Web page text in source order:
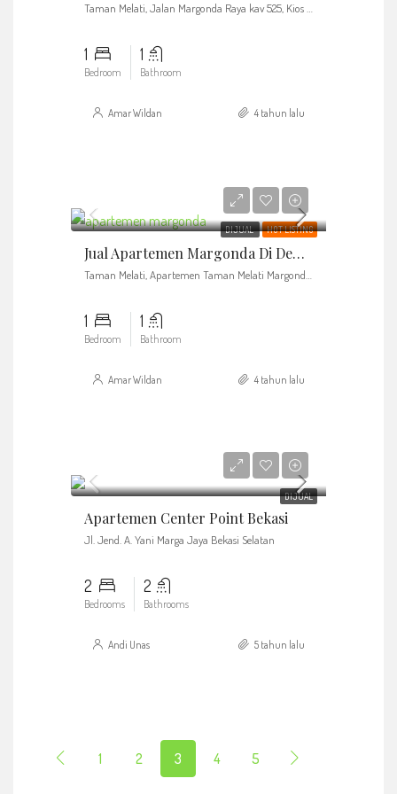
1
Bedroom
1
Bathroom
Amar Wildan 4 tahun lalu
DIJUAL HOT LISTING
Jual Apartemen Margonda Di Depok, Taman Melati Margonda
Taman Melati, Apartemen Taman Melati Margonda, Pondok Cina, Depok City, West Java
1
Bedroom
1
Bathroom
Amar Wildan 4 tahun lalu
DIJUAL
Apartemen Center Point Bekasi
Jl. Jend. A. Yani Marga Jaya Bekasi Selatan
2
Bedrooms
2
Bathrooms
Andi Unas 5 tahun lalu
1 2 3 4 5